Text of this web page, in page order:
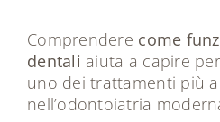
Comprendere come
dentali aiuta a capire
uno dei trattamenti più
nell’odontoiatria